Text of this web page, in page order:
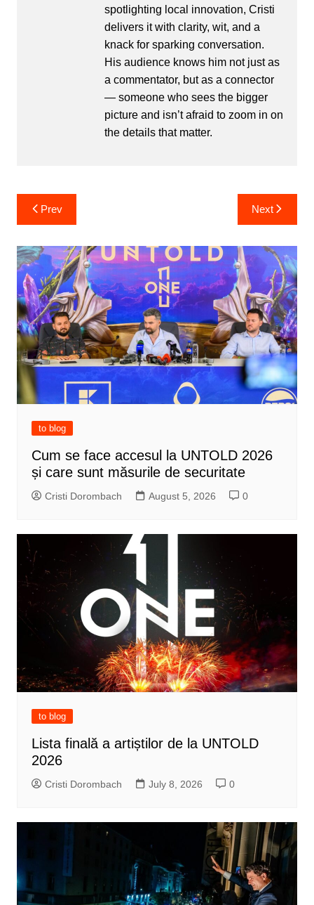
spotlighting local innovation, Cristi
delivers it with clarity, wit, and a
knack for sparking conversation.
His audience knows him not just as
a commentator, but as a connector
— someone who sees the bigger
picture and isn’t afraid to zoom in on
the details that matter.
Post
navigation
Prev Next
to blog
Cum se face accesul la UNTOLD 2026
și care sunt măsurile de securitate
Cristi Dorombach August 5, 2026 0
to blog
Lista finală a artiștilor de la UNTOLD
2026
Cristi Dorombach July 8, 2026 0